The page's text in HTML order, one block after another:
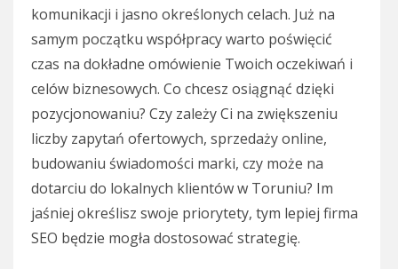
komunikacji i jasno określonych celach. Już na
samym początku współpracy warto poświęcić
czas na dokładne omówienie Twoich oczekiwań i
celów biznesowych. Co chcesz osiągnąć dzięki
pozycjonowaniu? Czy zależy Ci na zwiększeniu
liczby zapytań ofertowych, sprzedaży online,
budowaniu świadomości marki, czy może na
dotarciu do lokalnych klientów w Toruniu? Im
jaśniej określisz swoje priorytety, tym lepiej firma
SEO będzie mogła dostosować strategię.